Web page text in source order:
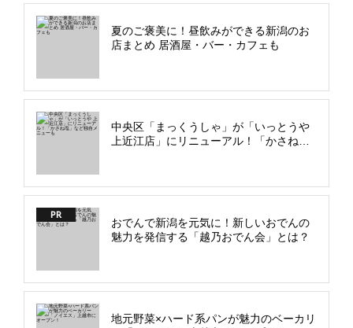
夏のご褒美に！昼飲みができる新潟のお
店まとめ 居酒屋・バー・カフェも
中央区「まっくうしゃ」が「いっとうや
上近江店」にリニューアル！「かさね
PR
おでんで新潟を元気に！新しいおでんの
魅力を発信する「越乃おでん会」とは？
地元野菜×ハード系パンが魅力のベーカリ